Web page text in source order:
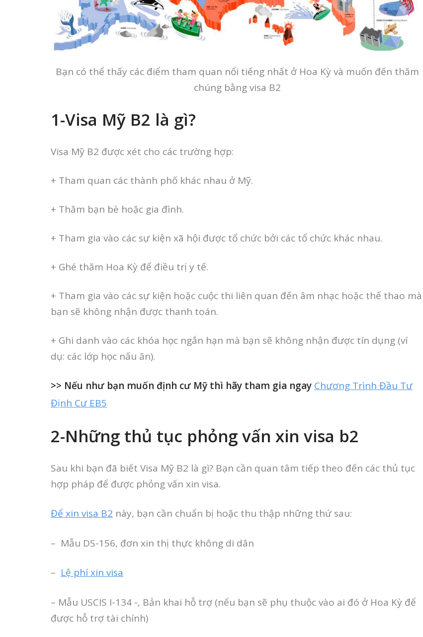
Bạn có thể thấy các điểm tham quan nổi tiếng nhất ở Hoa Kỳ và muốn đến thăm
chúng bằng visa B2
1-Visa Mỹ B2 là gì?
Visa Mỹ B2 được xét cho các trường hợp:
+ Tham quan các thành phố khác nhau ở Mỹ.
+ Thăm bạn bè hoặc gia đình.
+ Tham gia vào các sự kiện xã hội được tổ chức bởi các tổ chức khác nhau.
+ Ghé thăm Hoa Kỳ để điều trị y tế.
+ Tham gia vào các sự kiện hoặc cuộc thi liên quan đến âm nhạc hoặc thể thao mà
bạn sẽ không nhận được thanh toán.
+ Ghi danh vào các khóa học ngắn hạn mà bạn sẽ không nhận được tín dụng (ví
dụ: các lớp học nấu ăn).
>> Nếu như bạn muốn định cư Mỹ thì hãy tham gia ngay Chương Trình Đầu Tư
Định Cư EB5
2-Những thủ tục phỏng vấn xin visa b2
Sau khi bạn đã biết Visa Mỹ B2 là gì? Bạn cần quan tâm tiếp theo đến các thủ tục
hợp pháp để được phỏng vấn xin visa.
Để xin visa B2 này, bạn cần chuẩn bị hoặc thu thập những thứ sau:
– Mẫu DS-156, đơn xin thị thực không di dân
– Lệ phí xin visa
– Mẫu USCIS I-134 -, Bản khai hỗ trợ (nếu bạn sẽ phụ thuộc vào ai đó ở Hoa Kỳ để
được hỗ trợ tài chính)